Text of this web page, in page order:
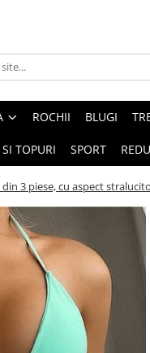
ROCHII BLUGI
TOPURI SPORT
3 piese, cu aspect